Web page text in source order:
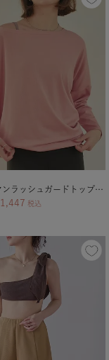
細リブドルマンラッシュガードトップス【メール便可／100】
1,447 税込